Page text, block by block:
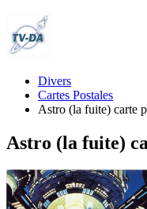
Divers
Cartes Postales
Astro (la fuite) carte
Astro (la fuite)